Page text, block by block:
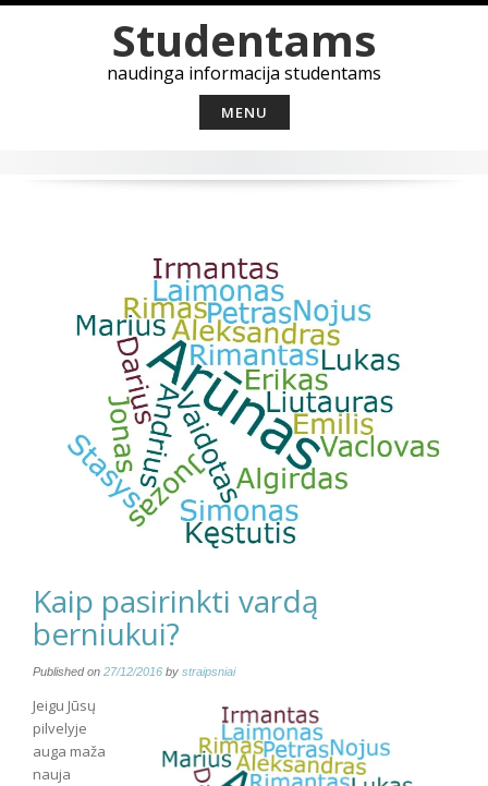
Studentams
naudinga informacija studentams
MENU
Kaip pasirinkti vardą
berniukui?
Published on 27/12/2016 by straipsniai
Jeigu Jūsų
pilvelyje
auga maža
nauja